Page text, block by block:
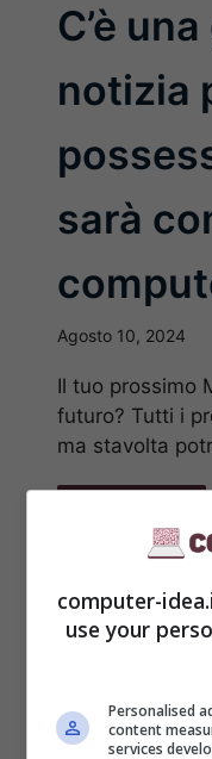
C’è
notizia
sarà
Agosto 10, 2024
Il tuo prossimo
futuro? Tutti i
ma stavolta
computer-
use your
Personalised
content
services